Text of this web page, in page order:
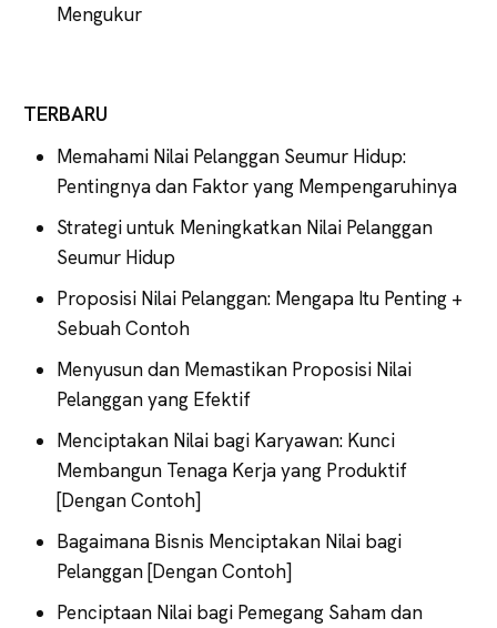
Mengukur
TERBARU
Memahami Nilai Pelanggan Seumur Hidup:
Pentingnya dan Faktor yang Mempengaruhinya
Strategi untuk Meningkatkan Nilai Pelanggan
Seumur Hidup
Proposisi Nilai Pelanggan: Mengapa Itu Penting +
Sebuah Contoh
Menyusun dan Memastikan Proposisi Nilai
Pelanggan yang Efektif
Menciptakan Nilai bagi Karyawan: Kunci
Membangun Tenaga Kerja yang Produktif
[Dengan Contoh]
Bagaimana Bisnis Menciptakan Nilai bagi
Pelanggan [Dengan Contoh]
Penciptaan Nilai bagi Pemegang Saham dan